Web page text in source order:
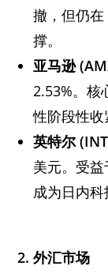
撤，但仍
撑。
亚马逊
2.53%。核
性阶段性收
英特尔
美元。受
成为日内
2. 外汇市场